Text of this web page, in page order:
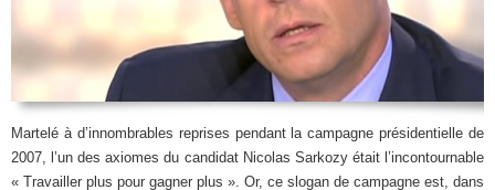
Martelé à d’innombrables reprises pendant la campagne présidentielle de
2007, l’un des axiomes du candidat Nicolas Sarkozy était l’incontournable
« Travailler plus pour gagner plus ». Or, ce slogan de campagne est, dans